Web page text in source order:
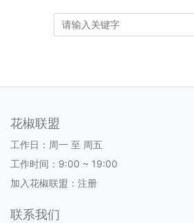
花椒联盟
工作日：周一 至 周五
工作时间：9:00 ~ 19:00
加入花椒联盟： 注册
联系我们